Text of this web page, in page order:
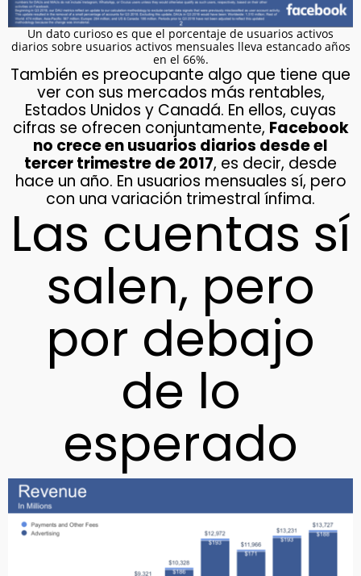
Un dato curioso es que el porcentaje de usuarios activos
diarios sobre usuarios activos mensuales lleva estancado años
en el 66%.
También es preocupante algo que tiene que
ver con sus mercados más rentables,
Estados Unidos y Canadá. En ellos, cuyas
cifras se ofrecen conjuntamente, Facebook
no crece en usuarios diarios desde el
tercer trimestre de 2017, es decir, desde
hace un año. En usuarios mensuales sí, pero
con una variación trimestral ínfima.
Las cuentas sí
salen, pero
por debajo
de lo
esperado